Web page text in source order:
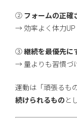
② フォームの正確
→ 効率よく体力UP
③継続を最優先に
→ 量よりも習慣づ
運動は「頑張るも
続けられるもの と